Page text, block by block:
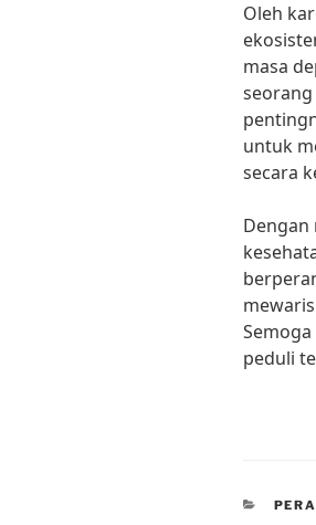
Oleh
masa
untuk
secara
peduli